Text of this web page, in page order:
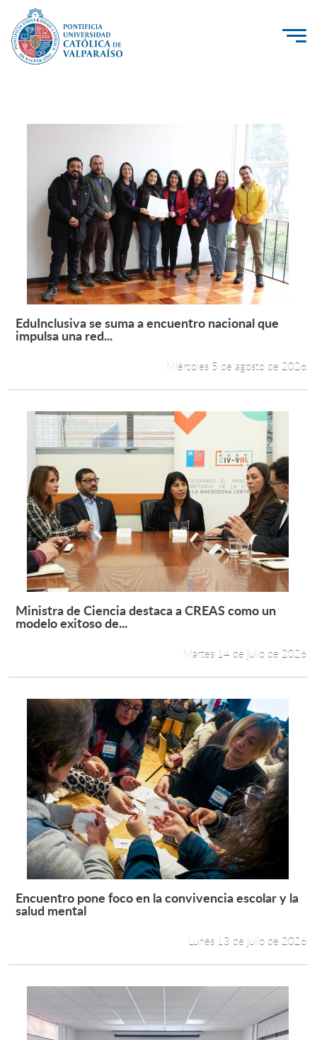
Vinculación con el Medio
Admisión
Pregrado
Postgrado
Formación Continua
Funcionarios
Alumni
English
Leer más +
EduInclusiva se suma a encuentro nacional que
impulsa una red...
Miércoles 5 de agosto de 2026
Leer más +
Ministra de Ciencia destaca a CREAS como un
modelo exitoso de...
Martes 14 de julio de 2026
Leer más +
Encuentro pone foco en la convivencia escolar y la
salud mental
Lunes 13 de julio de 2026